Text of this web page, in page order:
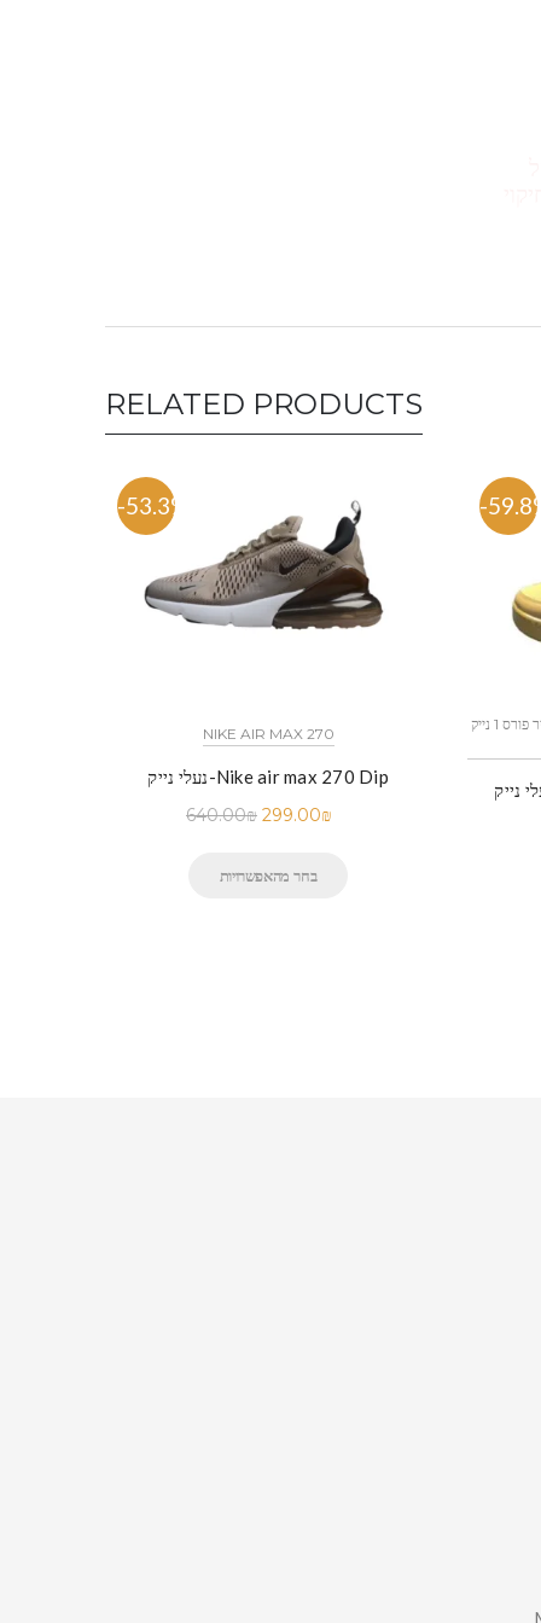
RELATED PRODUCTS
-53.3%
NIKE AIR MAX 270
נעלי נייק-Nike air max 270 Dip
640.00₪ 299.00₪
בחר מהאפשרויות
-59.8%
כל הדגמים אייר פורס 1 נייק NIKE AIR FORCE 1 החל מ